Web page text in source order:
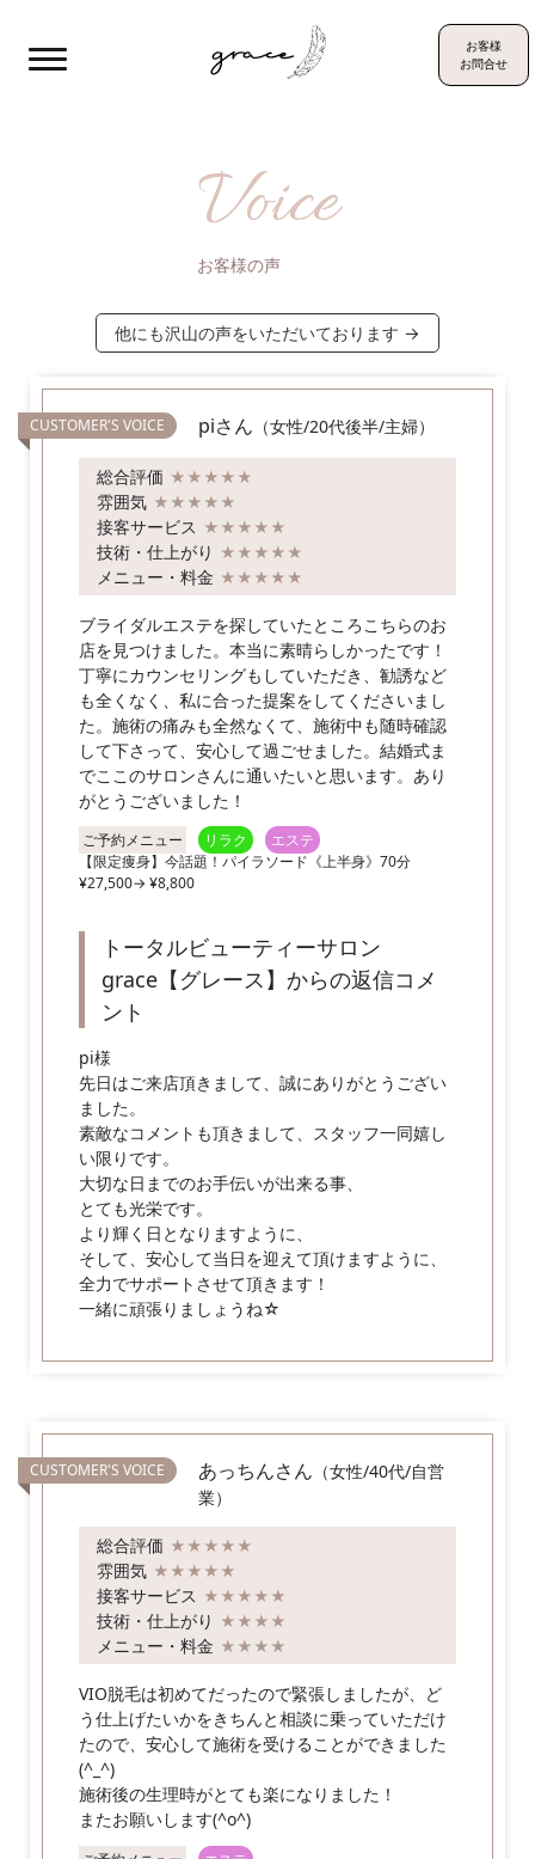
お客様
お問合せ
Voice
お客様の声
他にも沢山の声をいただいております →
piさん （女性/20代後半/主婦）
総合評価 ★★★★★
雰囲気 ★★★★★
接客サービス ★★★★★
技術・仕上がり ★★★★★
メニュー・料金 ★★★★★
ブライダルエステを探していたところこちらのお
店を見つけました。本当に素晴らしかったです！
丁寧にカウンセリングもしていただき、勧誘など
も全くなく、私に合った提案をしてくださいまし
た。施術の痛みも全然なくて、施術中も随時確認
して下さって、安心して過ごせました。結婚式ま
でここのサロンさんに通いたいと思います。あり
がとうございました！
ご予約メニュー リラク
エステ
【限定痩身】今話題！パイラソード《上半身》70分
¥27,500→ ¥8,800
トータルビューティーサロン
grace【グレース】からの返信コメ
ント
pi様
先日はご来店頂きまして、誠にありがとうござい
ました。
素敵なコメントも頂きまして、スタッフ一同嬉し
い限りです。
大切な日までのお手伝いが出来る事、
とても光栄です。
より輝く日となりますように、
そして、安心して当日を迎えて頂けますように、
全力でサポートさせて頂きます！
一緒に頑張りましょうね☆
あっちんさん （女性/40代/自営
業）
総合評価 ★★★★★
雰囲気 ★★★★★
接客サービス ★★★★★
技術・仕上がり ★★★★
メニュー・料金 ★★★★
VIO脱毛は初めてだったので緊張しましたが、ど
う仕上げたいかをきちんと相談に乗っていただけ
たので、安心して施術を受けることができました
(^_^)
施術後の生理時がとても楽になりました！
またお願いします(^o^)